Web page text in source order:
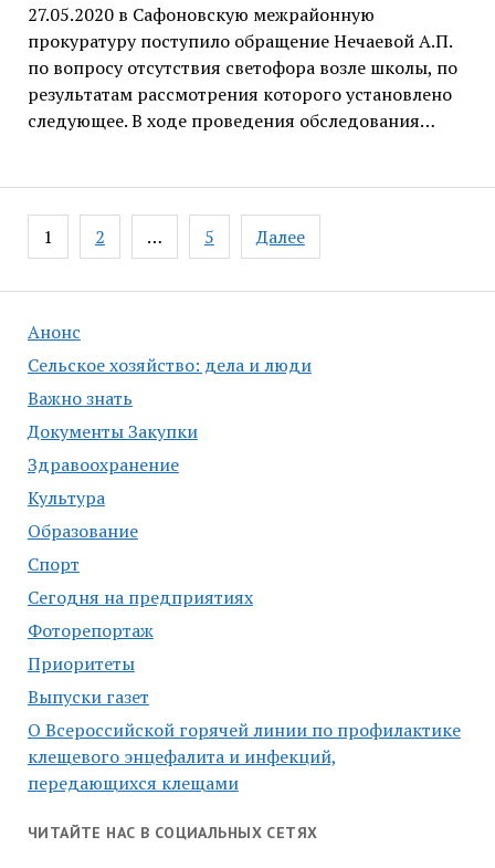
Анонс
Сельское хозяйство: дела и люди
Важно знать
Документы Закупки
Здравоохранение
Культура
Образование
Спорт
Сегодня на предприятиях
Фоторепортаж
Приоритеты
Выпуски газет
О Всероссийской горячей линии по профилактике
клещевого энцефалита и инфекций,
передающихся клещами
ЧИТАЙТЕ НАС В СОЦИАЛЬНЫХ СЕТЯХ
27.05.2020 в Сафоновскую межрайонную
прокуратуру поступило обращение Нечаевой А.П.
по вопросу отсутствия светофора возле школы, по
результатам рассмотрения которого установлено
следующее. В ходе проведения обследования…
Навигация
по
1 2 … 5 Далее